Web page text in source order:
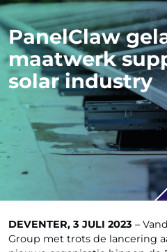
PanelClaw
maatwerk
solar industry
DEVENTER, 3 JULI 2023 –
Group met trots de lancering